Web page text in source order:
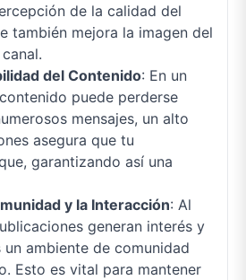
de la calidad del
también mejora la imagen del
del Contenido: En un
puede perderse
mensajes, un alto
asegura que tu
garantizando así una
y la Interacción: Al
generan interés y
ambiente de comunidad
Esto es vital para mantener